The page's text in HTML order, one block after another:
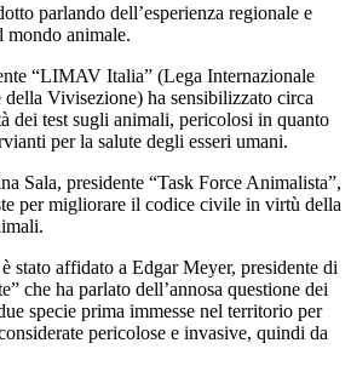
parlando dell’esperienza regionale e
animale.
“LIMAV Italia” (Lega Internazionale
Vivisezione) ha sensibilizzato circa
dei test sugli animali, pericolosi in quanto
per la salute degli esseri umani.
Sala, presidente “Task Force Animalista”,
per migliorare il codice civile in virtù della
stato affidato a Edgar Meyer, presidente di
che ha parlato dell’annosa questione dei
specie prima immesse nel territorio per
pericolose e invasive, quindi da